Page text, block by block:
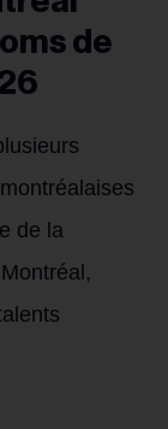
de
de la